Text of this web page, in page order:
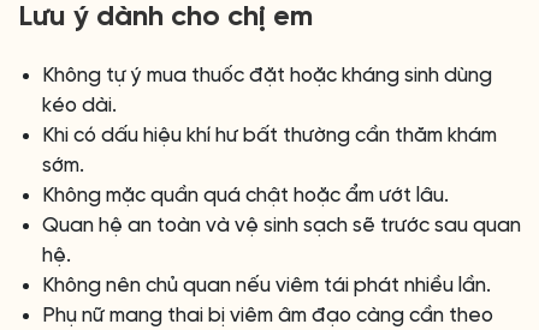
Lưu ý dành cho chị em
Không tự ý mua thuốc đặt hoặc kháng sinh dùng
kéo dài.
Khi có dấu hiệu khí hư bất thường cần thăm khám
sớm.
Không mặc quần quá chật hoặc ẩm ướt lâu.
Quan hệ an toàn và vệ sinh sạch sẽ trước sau quan
hệ.
Không nên chủ quan nếu viêm tái phát nhiều lần.
Phụ nữ mang thai bị viêm âm đạo càng cần theo